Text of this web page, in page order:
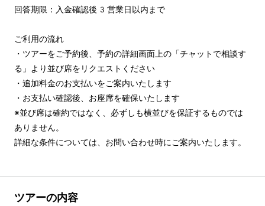
回答期限：入金確認後3営業日以内まで
ご利用の流れ
・ツアーをご予約後、予約の詳細画面上の「チャットで相談す
る」より並び席をリクエストください
・追加料金のお支払いをご案内いたします
・お支払い確認後、お座席を確保いたします
※並び席は確約ではなく、必ずしも横並びを保証するものでは
ありません。
詳細な条件については、お問い合わせ時にご案内いたします。
ツアーの内容